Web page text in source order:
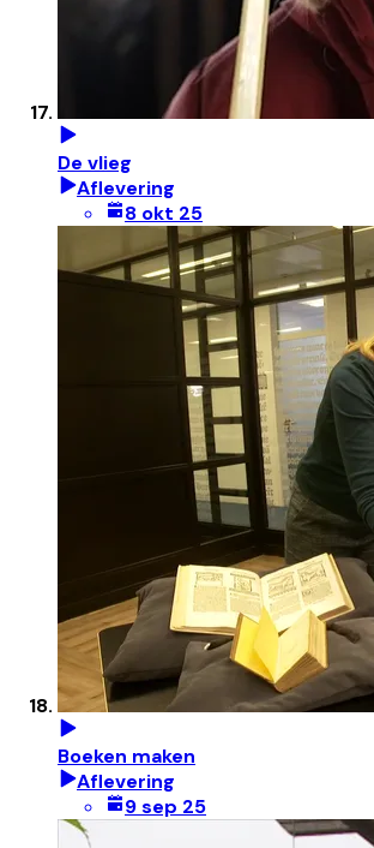
De vlieg
Aflevering
8 okt 25
Boeken maken
Aflevering
9 sep 25